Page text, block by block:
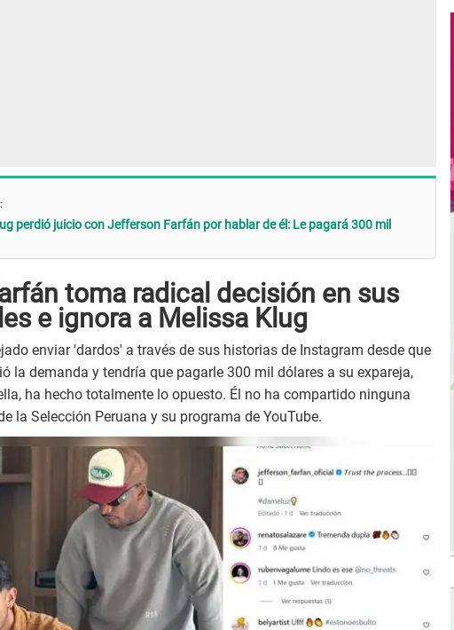
perdió juicio con Jefferson Farfán por hablar de él: Le pagará 300 mil
toma radical decisión en sus
e ignora a Melissa Klug
enviar 'dardos' a través de sus historias de Instagram desde que
la demanda y tendría que pagarle 300 mil dólares a su expareja,
ha hecho totalmente lo opuesto. Él no ha compartido ninguna
la Selección Peruana y su programa de YouTube.